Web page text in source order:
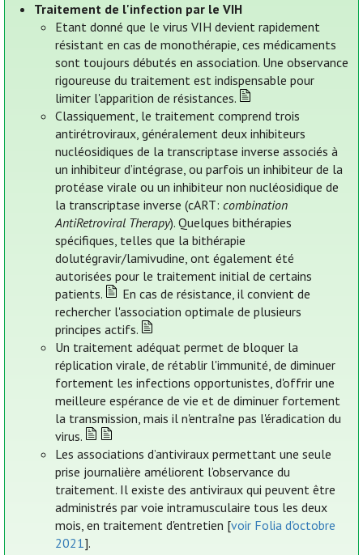
Traitement de l'infection par le VIH
Etant donné que le virus VIH devient rapidement
résistant en cas de monothérapie, ces médicaments
sont toujours débutés en association. Une observance
rigoureuse du traitement est indispensable pour
limiter l'apparition de résistances.
Classiquement, le traitement comprend trois
antirétroviraux, généralement deux inhibiteurs
nucléosidiques de la transcriptase inverse associés à
un inhibiteur d’intégrase, ou parfois un inhibiteur de la
protéase virale ou un inhibiteur non nucléosidique de
la transcriptase inverse (cART:combination
AntiRetroviral Therapy). Quelques bithérapies
spécifiques, telles que la bithérapie
dolutégravir/lamivudine, ont également été
autorisées pour le traitement initial de certains
patients.
En cas de résistance, il convient de
rechercher l'association optimale de plusieurs
principes actifs.
Un traitement adéquat permet de bloquer la
réplication virale, de rétablir l'immunité, de diminuer
fortement les infections opportunistes, d'offrir une
meilleure espérance de vie et de diminuer fortement
la transmission, mais il n'entraîne pas l'éradication du
virus.
Les associations d’antiviraux permettant une seule
prise journalière améliorent l’observance du
traitement. Il existe des antiviraux qui peuvent être
administrés par voie intramusculaire tous les deux
mois, en traitement d'entretien [voir Folia d'octobre
2021].